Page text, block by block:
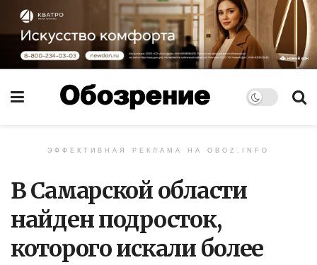
ЭФФЕКТИВНАЯ РЕКЛАМА НА OBOZ.INFO
В Самарской области
найден подросток,
которого искали более